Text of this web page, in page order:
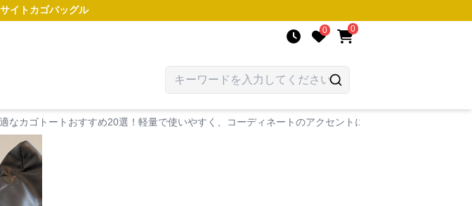
イトカゴバッグル
0 0
なカゴトートおすすめ20選！軽量で使いやすく、コーディネートのアクセントにも